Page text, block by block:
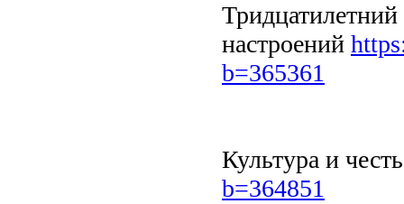
настроений
b=365361
Культура и
b=364851